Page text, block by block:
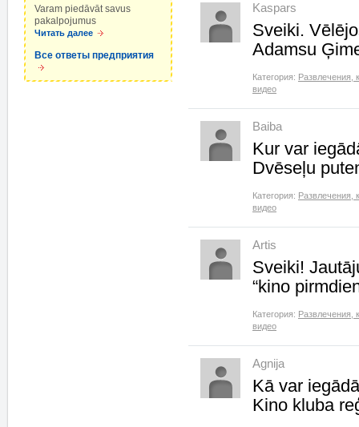
Varam piedāvāt savus
pakalpojumus
Читать далее
Все ответы предприятия
Kaspars
Sveiki.
Adamsu
Категория: Развлечения,
видео
Baiba
Kur var
Dvēseļu
Категория: Развлечения,
видео
Artis
Sveiki!
“kino
Категория: Развлечения,
видео
Agnija
Kā var
Kino kluba